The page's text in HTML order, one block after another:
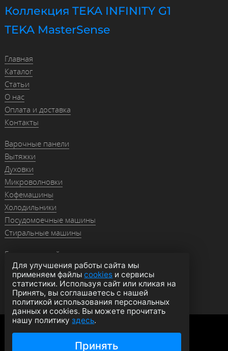
Коллекция TEKA INFINITY G1
TEKA MasterSense
Главная
Каталог
Статьи
О нас
Оплата и доставка
Контакты
Варочные панели
Вытяжки
Духовки
Микроволновки
Кофемашины
Холодильники
Посудомоечные машины
Стиральные машины
Гранитные мойки
Мойки из нержавейки
Смесители
Аксессуары
Политика конфиденциальности
Для улучшения работы сайта мы
применяем файлыcookies и сервисы
статистики. Используя сайт или кликая на
Принять, вы соглашаетесь с нашей
политикой использования персональных
данных и cookies. Вы можете прочитать
нашу политикуздесь.
Принять